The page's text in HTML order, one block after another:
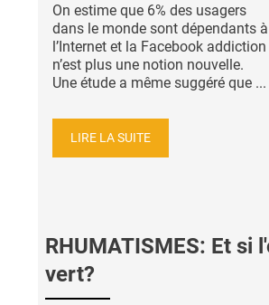
On estime que 6% des usagers
dans le monde sont dépendants à
l’Internet et la Facebook addiction
n’est plus une notion nouvelle.
Une étude a même suggéré que ...
LIRE LA SUITE
RHUMATISMES: Et si
vert?